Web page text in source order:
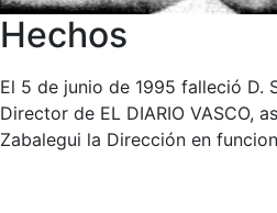
Hechos
El 5 de junio de 1995 falleció D.
Director de EL DIARIO VASCO,
Zabalegui la Dirección en